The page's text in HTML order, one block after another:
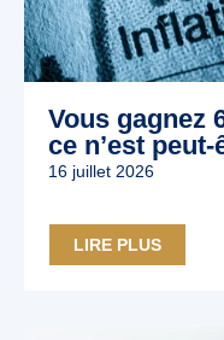
Vous gagnez
ce n’est
16 juillet 2026
LIRE PLUS